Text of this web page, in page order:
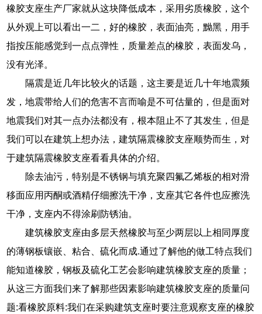
橡胶支座生产厂家就从这块降低成本，采用劣质橡胶，这个
从外观上可以看出一二，好的橡胶，表面油亮，黝黑，用手
指按压能感觉到一点点弹性，质量差点的橡胶，表面发乌，
没有光泽。
隔震是近几年比较火的话题，这主要是近几十年地震频
发，地震带给人们的危害不言而喻是不可估量的，但是面对
地震我们对其一点办法都没有，根本阻止不了其发生，但是
我们可以在建筑上想办法，建筑隔震橡胶支座顺势而生，对
于建筑隔震橡胶支座看看具体的介绍。
除去油污，特别是不锈钢与填充聚四氟乙烯板的相对滑
移面应用丙酮或酒精仔细擦洗干净，支座其它各件也应擦洗
干净，支座内不得涂刷防锈油。
建筑橡胶支座由多层天然橡胶与至少两层以上相同厚度
的薄钢板镶嵌、粘合、硫化而成.通过了解他的做工特点我们
能知道橡胶，钢板及硫化工艺会影响建筑橡胶支座的质量；
从这三方面我们来了解那些因素影响建筑橡胶支座的质量问
题:看橡胶原料:我们在采购建筑支座时要注意观察支座的橡胶